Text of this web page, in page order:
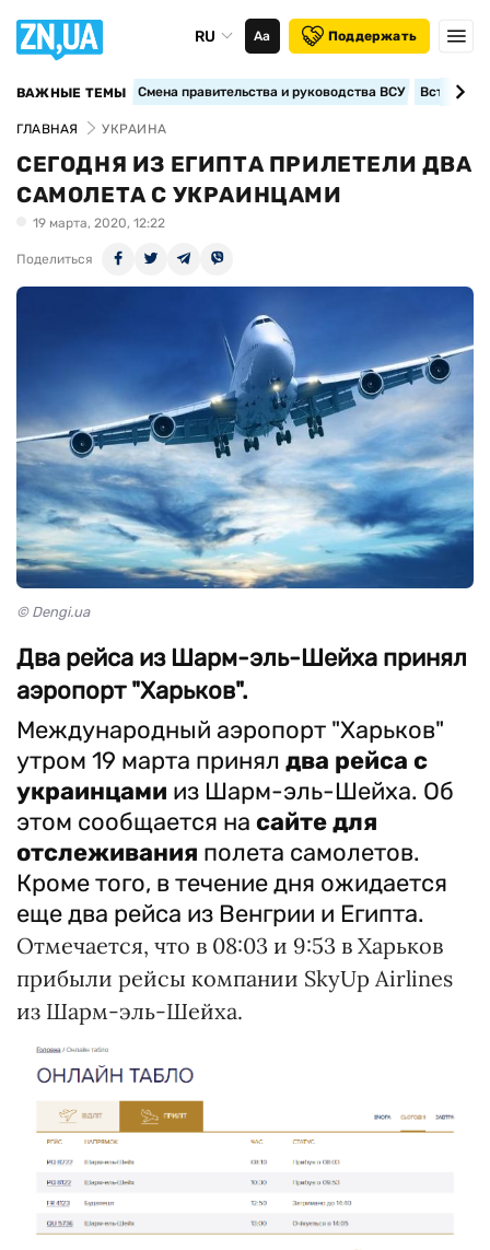
RU Аа Поддержать
ВАЖНЫЕ ТЕМЫ Смена правительства и руководства ВСУ
ГЛАВНАЯ УКРАИНА
СЕГОДНЯ ИЗ ЕГИПТА ПРИЛЕТЕЛИ ДВА
САМОЛЕТА С УКРАИНЦАМИ
19 марта, 2020, 12:22
Поделиться
© Dengi.ua
Два рейса из Шарм-эль-Шейха принял
аэропорт "Харьков".
Международный аэропорт "Харьков"
утром 19 марта принял два рейса с
украинцами из Шарм-эль-Шейха. Об
этом сообщается на сайте для
отслеживания полета самолетов.
Кроме того, в течение дня ожидается
еще два рейса из Венгрии и Египта.
Отмечается, что в 08:03 и 9:53 в Харьков
прибыли рейсы компании SkyUp Airlines
из Шарм-эль-Шейха.